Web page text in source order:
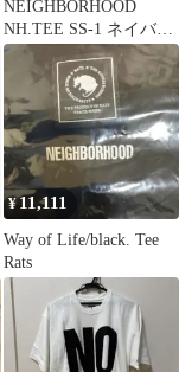
NEIGHBORHOOD
NH.TEE SS-1 ネイバー
フット Tシャツ
¥11,111
Way of Life/black. Tee
Rats